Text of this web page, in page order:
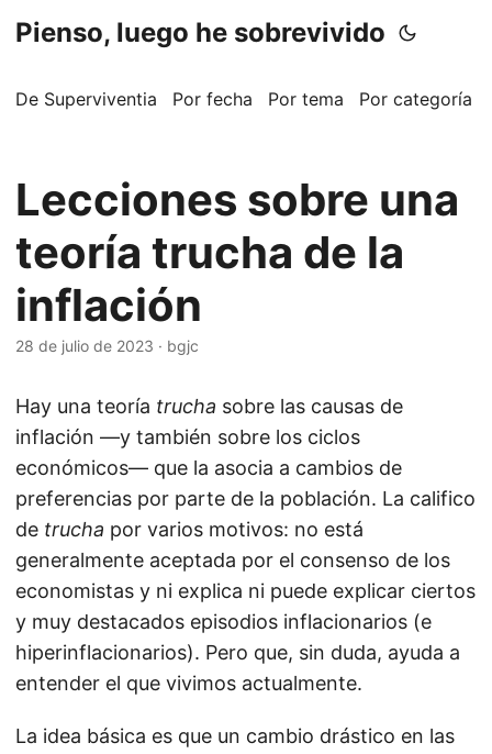
Pienso, luego he sobrevivido
De Superviventia Por fecha Por tema Por categoría
Lecciones sobre una
teoría trucha de la
inflación
28 de julio de 2023 · bgjc
Hay una teoría trucha sobre las causas de
inflación —y también sobre los ciclos
económicos— que la asocia a cambios de
preferencias por parte de la población. La califico
de trucha por varios motivos: no está
generalmente aceptada por el consenso de los
economistas y ni explica ni puede explicar ciertos
y muy destacados episodios inflacionarios (e
hiperinflacionarios). Pero que, sin duda, ayuda a
entender el que vivimos actualmente.
La idea básica es que un cambio drástico en las